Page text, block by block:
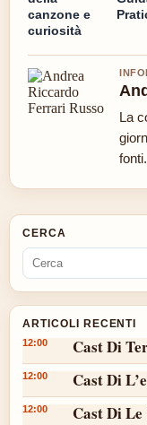
canzone e
curiosità
La
fonti.
CERCA
ARTICOLI RECENTI
12:00 Cast Di
12:00 Cast Di
12:00 Cast Di